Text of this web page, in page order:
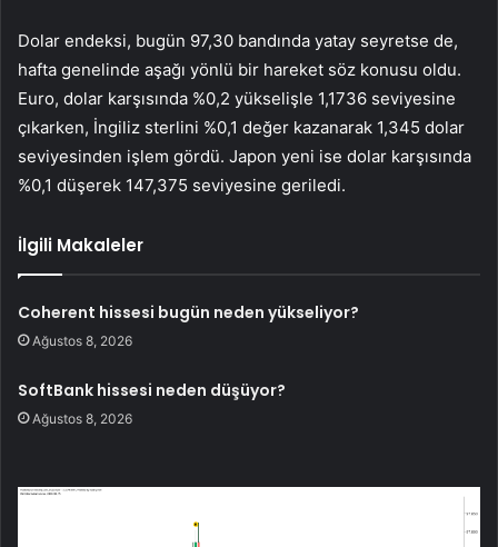
Dolar endeksi, bugün 97,30 bandında yatay seyretse de,
hafta genelinde aşağı yönlü bir hareket söz konusu oldu.
Euro, dolar karşısında %0,2 yükselişle 1,1736 seviyesine
çıkarken, İngiliz sterlini %0,1 değer kazanarak 1,345 dolar
seviyesinden işlem gördü. Japon yeni ise dolar karşısında
%0,1 düşerek 147,375 seviyesine geriledi.
İlgili Makaleler
Coherent hissesi bugün neden yükseliyor?
Ağustos 8, 2026
SoftBank hissesi neden düşüyor?
Ağustos 8, 2026